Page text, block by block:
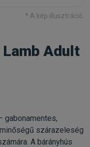
* A kép illusztráció.
Lamb Adult
gabonamentes,
szárazeleség
A bárányhús